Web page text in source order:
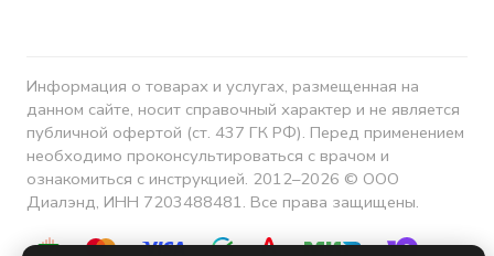
Информация о товарах и услугах, размещенная на
данном сайте, носит справочный характер и не является
публичной офертой (ст. 437 ГК РФ). Перед применением
необходимо проконсультироваться с врачом и
ознакомиться с инструкцией. 2012–2026 © ООО
Диалэнд, ИНН 7203488481. Все права защищены.